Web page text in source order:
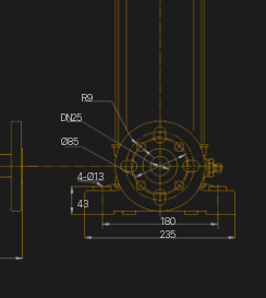
DN25
180
235
43
4-Ø13
Ø85
R9